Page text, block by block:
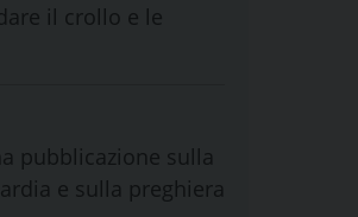
il crollo e le
pubblicazione sulla
e sulla preghiera